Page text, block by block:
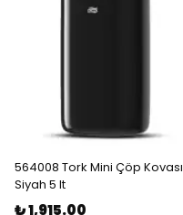
564008 Tork Mini Çöp Kovası
Siyah 5 lt
₺ 1,915.00